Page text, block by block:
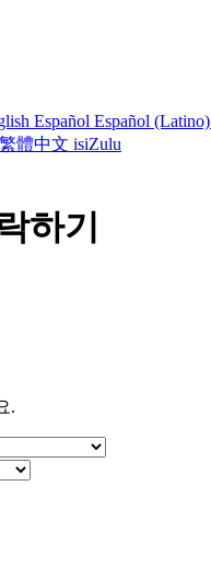
Español Español (Latino)
繁體中文 isiZulu
하기
.